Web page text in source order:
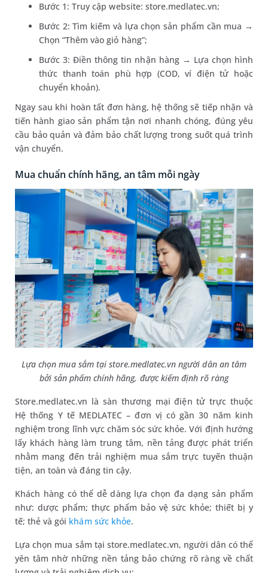
Bước 1: Truy cập website: store.medlatec.vn;
Bước 2: Tìm kiếm và lựa chọn sản phẩm cần mua →
Chọn “Thêm vào giỏ hàng”;
Bước 3: Điền thông tin nhận hàng → Lựa chọn hình
thức thanh toán phù hợp (COD, ví điện tử hoặc
chuyển khoản).
Ngay sau khi hoàn tất đơn hàng, hệ thống sẽ tiếp nhận và
tiến hành giao sản phẩm tận nơi nhanh chóng, đúng yêu
cầu bảo quản và đảm bảo chất lượng trong suốt quá trình
vận chuyển.
Mua chuẩn chính hãng, an tâm mỗi ngày
Lựa chọn mua sắm tại store.medlatec.vn người dân an tâm
bởi sản phẩm chính hãng, được kiểm định rõ ràng
Store.medlatec.vn là sàn thương mại điện tử trực thuộc
Hệ thống Y tế MEDLATEC – đơn vị có gần 30 năm kinh
nghiệm trong lĩnh vực chăm sóc sức khỏe. Với định hướng
lấy khách hàng làm trung tâm, nền tảng được phát triển
nhằm mang đến trải nghiệm mua sắm trực tuyến thuận
tiện, an toàn và đáng tin cậy.
Khách hàng có thể dễ dàng lựa chọn đa dạng sản phẩm
như: dược phẩm; thực phẩm bảo vệ sức khỏe; thiết bị y
tế; thẻ và gói khám sức khỏe.
Lựa chọn mua sắm tại store.medlatec.vn, người dân có thể
yên tâm nhờ những nền tảng bảo chứng rõ ràng về chất